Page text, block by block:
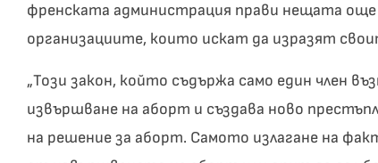
френската администрация прави нещата
организациите, които искат да изразят
„Този закон, който съдържа само един член
извършване на аборт и създава ново
на решение за аборт. Самото излагане на